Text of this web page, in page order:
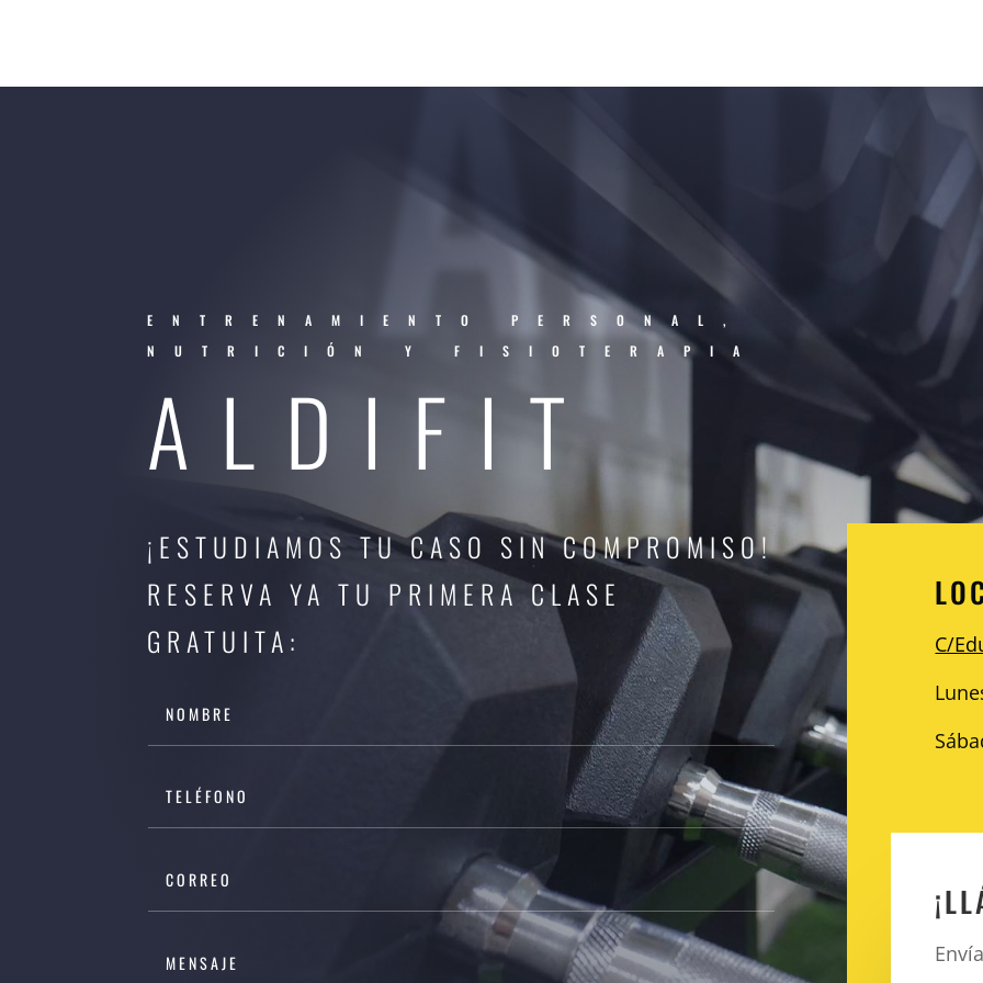
ENTRENAMIENTO PERSONAL,
NUTRICIÓN Y FISIOTERAPIA
ALDIFIT
¡ESTUDIAMOS TU CASO SIN COMPROMISO!
RESERVA YA TU PRIMERA CLASE
GRATUITA:
C/